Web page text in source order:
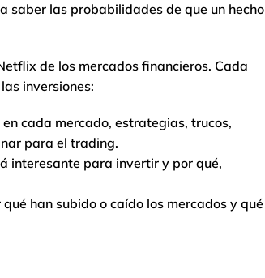
saber las probabilidades de que un hecho
de los mercados financieros. Cada
inversiones:
cada mercado, estrategias, trucos,
para el trading.
interesante para invertir y por qué,
han subido o caído los mercados y qué